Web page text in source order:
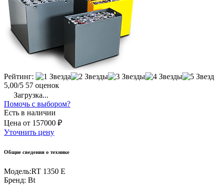
Рейтинг:
5,00/5 57 оценок
Загрузка...
Помочь с выбором?
Есть в наличии
Цена от 157000 ₽
Уточнить цену
Общие сведения о технике
Модель:RT 1350 E
Бренд: Bt